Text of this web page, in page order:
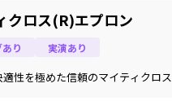
クロス(R)エプロン
り 実演あり
性を極めた信頼のマイティクロス